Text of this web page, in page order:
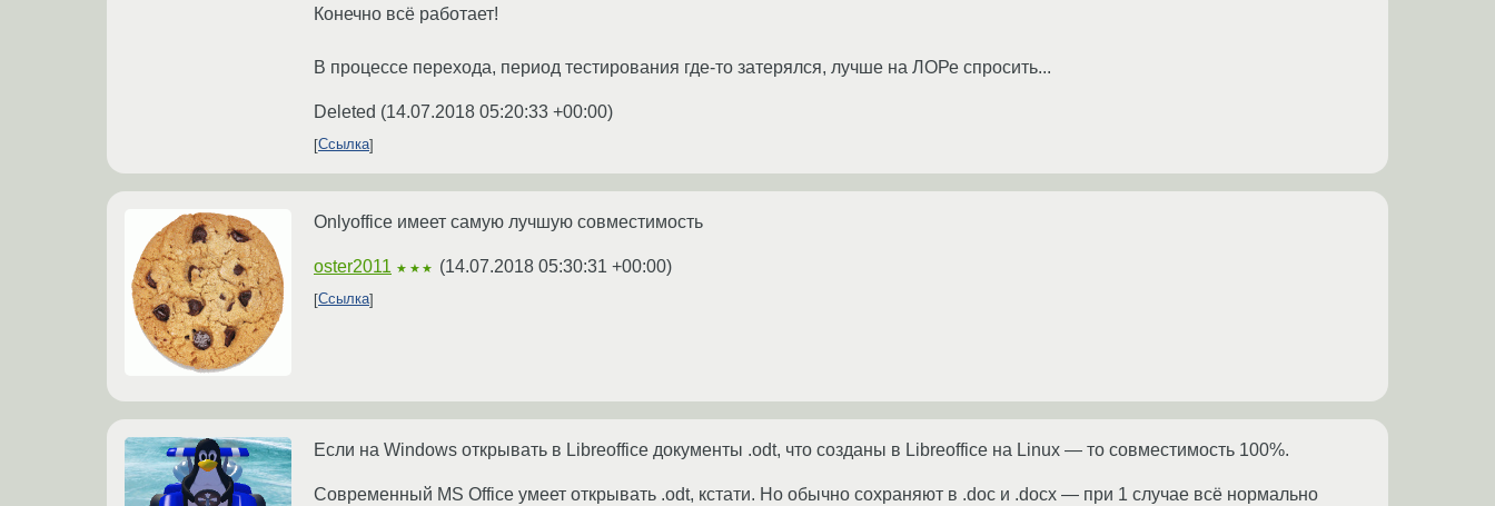
Конечно всё работает!
В процессе перехода, период тестирования где-то затерялся, лучше на ЛОРе спросить...
Deleted (14.07.2018 05:20:33 +00:00)
Ссылка
Onlyoffice имеет самую лучшую совместимость
oster2011 ★★★ (14.07.2018 05:30:31 +00:00)
Ссылка
Если на Windows открывать в Libreoffice документы .odt, что созданы в Libreoffice на Linux — то совместимость 100%.
Современный MS Office умеет открывать .odt, кстати. Но обычно сохраняют в .doc и .docx — при 1 случае всё нормально